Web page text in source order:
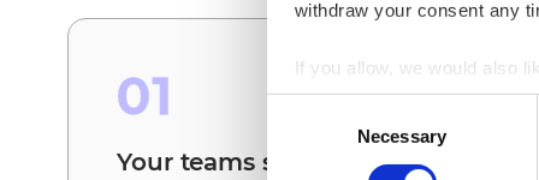
withdraw your consent any
If you allow, we would also
Collect information
Identify your device
Find out more about how
Necessary
01
Your teams stop reconciling